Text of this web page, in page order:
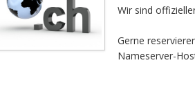
Wir sind
Gerne
Nameserver-